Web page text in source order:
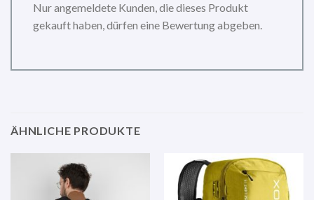
Nur angemeldete Kunden, die dieses Produkt
gekauft haben, dürfen eine Bewertung abgeben.
ÄHNLICHE PRODUKTE